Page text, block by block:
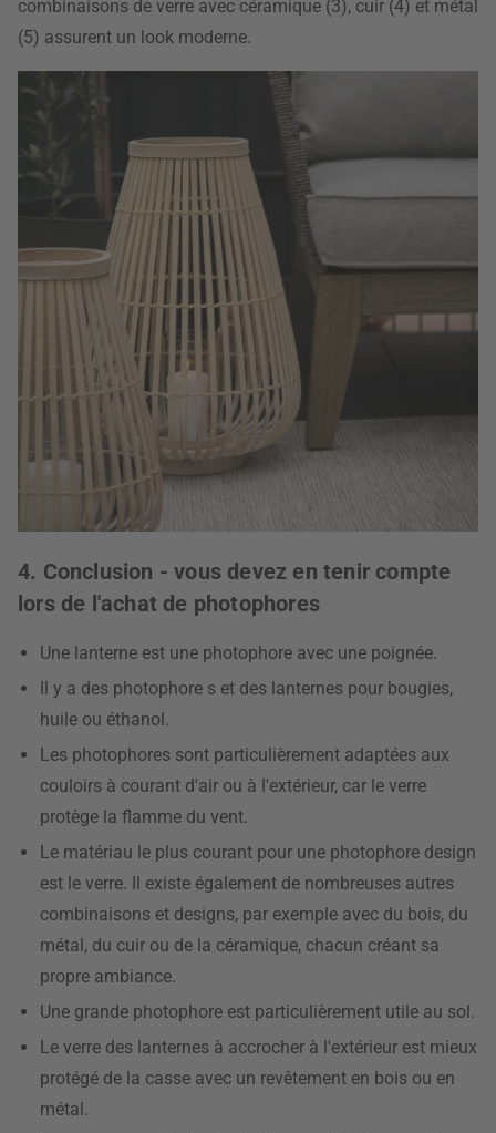
combinaisons de verre avec céramique (3), cuir (4) et métal
(5) assurent un look moderne.
4. Conclusion - vous devez en tenir compte
lors de l'achat de photophores
Une lanterne est une photophore avec une poignée.
Il y a des photophore s et des lanternes pour bougies,
huile ou éthanol.
Les photophores sont particulièrement adaptées aux
couloirs à courant d'air ou à l'extérieur, car le verre
protège la flamme du vent.
Le matériau le plus courant pour une photophore design
est le verre. Il existe également de nombreuses autres
combinaisons et designs, par exemple avec du bois, du
métal, du cuir ou de la céramique, chacun créant sa
propre ambiance.
Une grande photophore est particulièrement utile au sol.
Le verre des lanternes à accrocher à l'extérieur est mieux
protégé de la casse avec un revêtement en bois ou en
métal.